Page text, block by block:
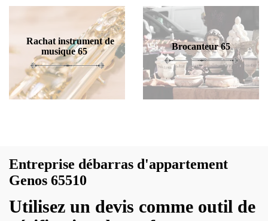
Rachat instrument de
musique 65
Brocanteur 65
Entreprise débarras d'appartement
Genos 65510
Utilisez un devis comme outil de